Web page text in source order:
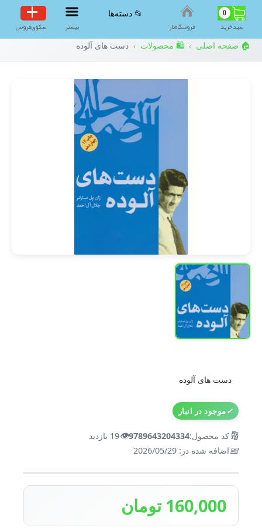
0
سبد‌خرید فروشگاه‌ناز
📂 دسته‌ها
بیشتر سکوی‌فروش
🏠 صفحه اصلی › 🛍️ محصولات › دست های آلوده
دست های آلوده
✓موجود در انبار
🔢کد محصول:9789643204334
👁️19 بازدید
📅اضافه شده در: 2026/05/29
160,000 تومان